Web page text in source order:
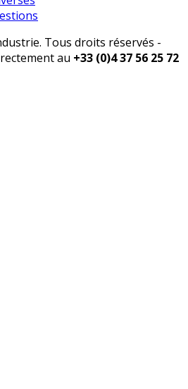
Tous droits réservés -
au +33 (0)4 37 56 25 72